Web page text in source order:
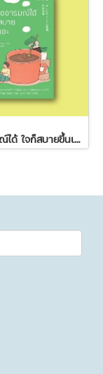
รับมืออารมณ์ได้ ใจก็สบายขึ้นเยอะ